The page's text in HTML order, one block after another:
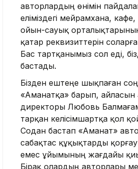
авторлардың өнімін
еліміздегі мейрамхана,
ойын-сауық
қатар реквизиттерін соларға
Бас тартқанымыз сол еді,
бастады.
Бізден ештеңе шықпаған
«Аманатқа» барып,
директоры Любовь
тарқан келісімшартқа қол
Содан бастап «Аманат»
сабақтас құқықтарды
емес ұйымының жағдайы
Бірақ олардың авторлары